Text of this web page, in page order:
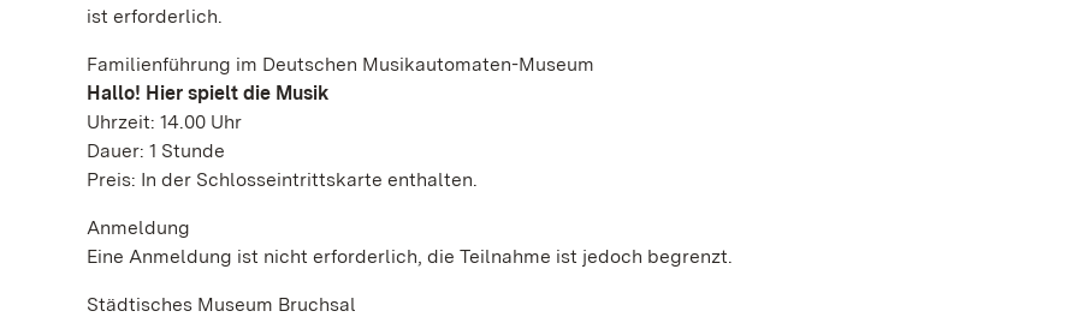
ist erforderlich.
Familienführung im Deutschen Musikautomaten-Museum
Hallo! Hier spielt die Musik
Uhrzeit: 14.00 Uhr
Dauer: 1 Stunde
Preis: In der Schlosseintrittskarte enthalten.
Anmeldung
Eine Anmeldung ist nicht erforderlich, die Teilnahme ist jedoch begrenzt.
Städtisches Museum Bruchsal